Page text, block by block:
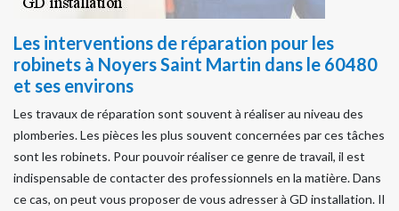
Les interventions de réparation pour les
robinets à Noyers Saint Martin dans le 60480
et ses environs
Les travaux de réparation sont souvent à réaliser au niveau des
plomberies. Les pièces les plus souvent concernées par ces tâches
sont les robinets. Pour pouvoir réaliser ce genre de travail, il est
indispensable de contacter des professionnels en la matière. Dans
ce cas, on peut vous proposer de vous adresser à GD installation. Il